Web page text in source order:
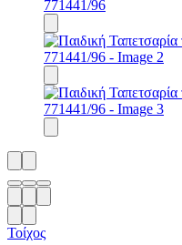
Τοίχος